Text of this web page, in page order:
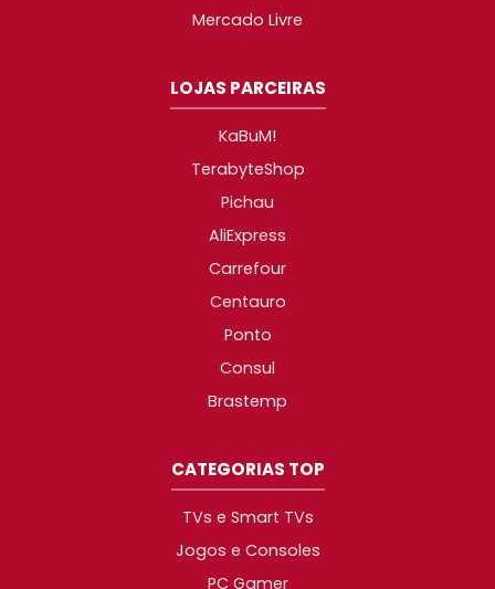
Mercado Livre
LOJAS PARCEIRAS
KaBuM!
TerabyteShop
Pichau
AliExpress
Carrefour
Centauro
Ponto
Consul
Brastemp
CATEGORIAS TOP
TVs e Smart TVs
Jogos e Consoles
PC Gamer